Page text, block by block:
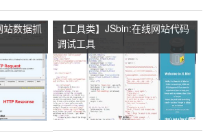
站数据抓
【工具类】JSbin:在线网站代码
调试工具